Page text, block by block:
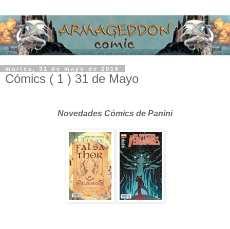
martes, 31 de mayo de 2016
Cómics ( 1 ) 31 de Mayo
Novedades Cómics de Panini